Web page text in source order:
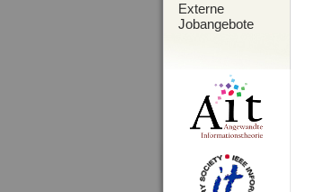
Externe
Jobangebote